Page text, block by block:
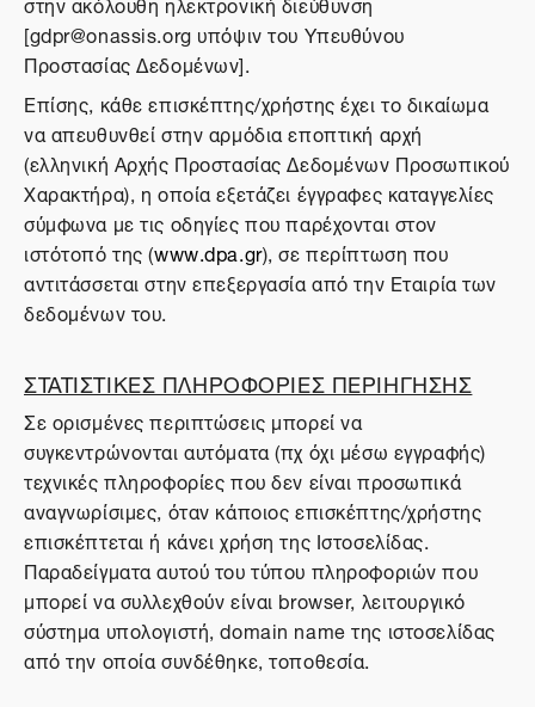
[gdpr@onassis.org υπόψιν του Υπευθύνου
Προστασίας Δεδομένων].
Επίσης, κάθε επισκέπτης/χρήστης έχει το δικαίωμα
να απευθυνθεί στην αρμόδια εποπτική αρχή
(ελληνική Αρχής Προστασίας Δεδομένων Προσωπικού
Χαρακτήρα), η οποία εξετάζει έγγραφες καταγγελίες
σύμφωνα με τις οδηγίες που παρέχονται στον
ιστότοπό της (www.dpa.gr), σε περίπτωση που
αντιτάσσεται στην επεξεργασία από την Εταιρία των
δεδομένων του.
ΣΤΑΤΙΣΤΙΚΕΣ ΠΛΗΡΟΦΟΡΙΕΣ ΠΕΡΙΗΓΗΣΗΣ
Σε ορισμένες περιπτώσεις μπορεί να
συγκεντρώνονται αυτόματα (πχ όχι μέσω εγγραφής)
τεχνικές πληροφορίες που δεν είναι προσωπικά
αναγνωρίσιμες, όταν κάποιος επισκέπτης/χρήστης
επισκέπτεται ή κάνει χρήση της Ιστοσελίδας.
Παραδείγματα αυτού του τύπου πληροφοριών που
μπορεί να συλλεχθούν είναι browser, λειτουργικό
σύστημα υπολογιστή, domain name της ιστοσελίδας
από την οποία συνδέθηκε, τοποθεσία.